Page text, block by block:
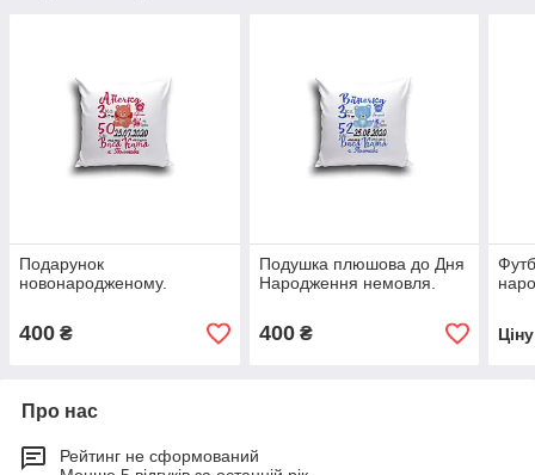
Подарунок
новонародженому.
400 ₴
Подушка плюшова до Дня
Народження немовля.
400₴
Про нас
Рейтинг не сформований